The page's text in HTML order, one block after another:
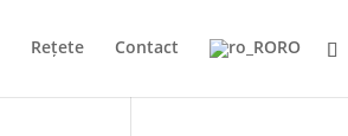
Rețete Contact RO